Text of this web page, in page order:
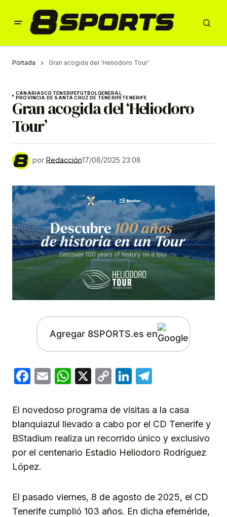
Portada Gran acogida del ‘Heliodoro Tour’
CANARIASCD TENERIFEFÚTBOLGENERAL
PROVINCIA DE SANTA CRUZ DE TENERIFETENERIFE
Gran acogida del ‘Heliodoro
Tour’
por Redacción17/08/2025 23:08
Agregar 8SPORTS.es en
Facebook
EmailWhatsApp
X
CopyLinkedIn
El novedoso programa de visitas a la casa
blanquiazul llevado a cabo por el CD Tenerife y
BStadium realiza un recorrido único y exclusivo
por el centenario Estadio Heliodoro Rodríguez
López.
El pasado viernes, 8 de agosto de 2025, el CD
Tenerife cumplió 103 años. En dicha efeméride,